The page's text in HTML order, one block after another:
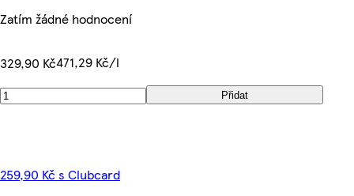
Zatím žádné hodnocení
329,90 Kč471,29 Kč/l
Přidat
259,90 Kč s Clubcard